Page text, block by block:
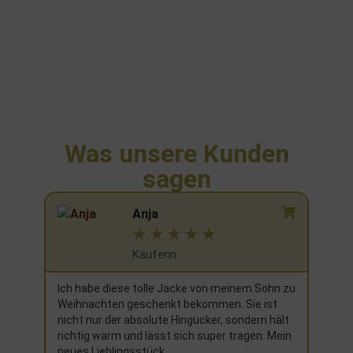
Was unsere Kunden
sagen
Anja
☆ ☆ ☆ ☆ ☆
Käuferin
Ich habe diese tolle Jacke von meinem Sohn zu
Weihnachten geschenkt bekommen. Sie ist
nicht nur der absolute Hingucker, sondern hält
richtig warm und lässt sich super tragen. Mein